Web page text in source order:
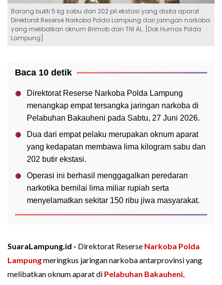
Barang bukti 5 kg sabu dan 202 pil ekstasi yang disita aparat
Direktorat Reserse Narkoba Polda Lampung dari jaringan narkoba
yang melibatkan oknum Brimob dan TNI AL. [Dok Humas Polda
Lampung]
Baca 10 detik
Direktorat Reserse Narkoba Polda Lampung
menangkap empat tersangka jaringan narkoba di
Pelabuhan Bakauheni pada Sabtu, 27 Juni 2026.
Dua dari empat pelaku merupakan oknum aparat
yang kedapatan membawa lima kilogram sabu dan
202 butir ekstasi.
Operasi ini berhasil menggagalkan peredaran
narkotika bernilai lima miliar rupiah serta
menyelamatkan sekitar 150 ribu jiwa masyarakat.
SuaraLampung.id - Direktorat Reserse Narkoba Polda
Lampungmeringkus jaringan narkoba antarprovinsi yang
melibatkan oknum aparat di Pelabuhan Bakauheni,